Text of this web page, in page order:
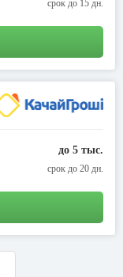
срок до 15 дн.
до 5 тыс.
срок до 20 дн.